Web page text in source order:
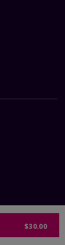
$30.00